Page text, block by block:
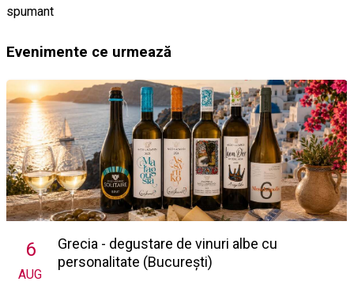
spumant
Evenimente ce urmează
6
AUG
Grecia - degustare de vinuri albe cu
personalitate (București)